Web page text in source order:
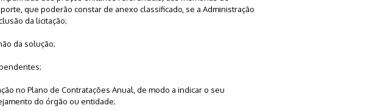
que poderão constar de anexo classificado, se a Administração
da licitação;
da solução;
no Plano de Contratações Anual, de modo a indicar o seu
do órgão ou entidade;